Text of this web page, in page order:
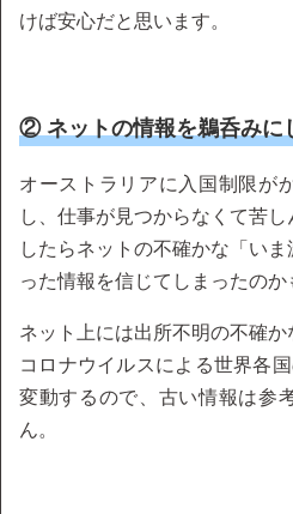
けば安心だと思います。
② ネットの情報を鵜呑みに
オーストラリアに入国制限が
し、仕事が見つからなくて苦
したらネットの不確かな「い
った情報を信じてしまったのか
ネット上には出所不明の不確
コロナウイルスによる世界各
変動するので、古い情報は参
ん。